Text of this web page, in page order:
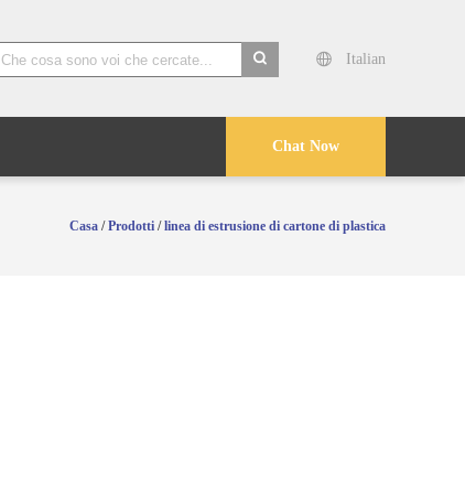
Italian
Chat Now
Casa /Prodotti /linea di estrusione di cartone di plastica